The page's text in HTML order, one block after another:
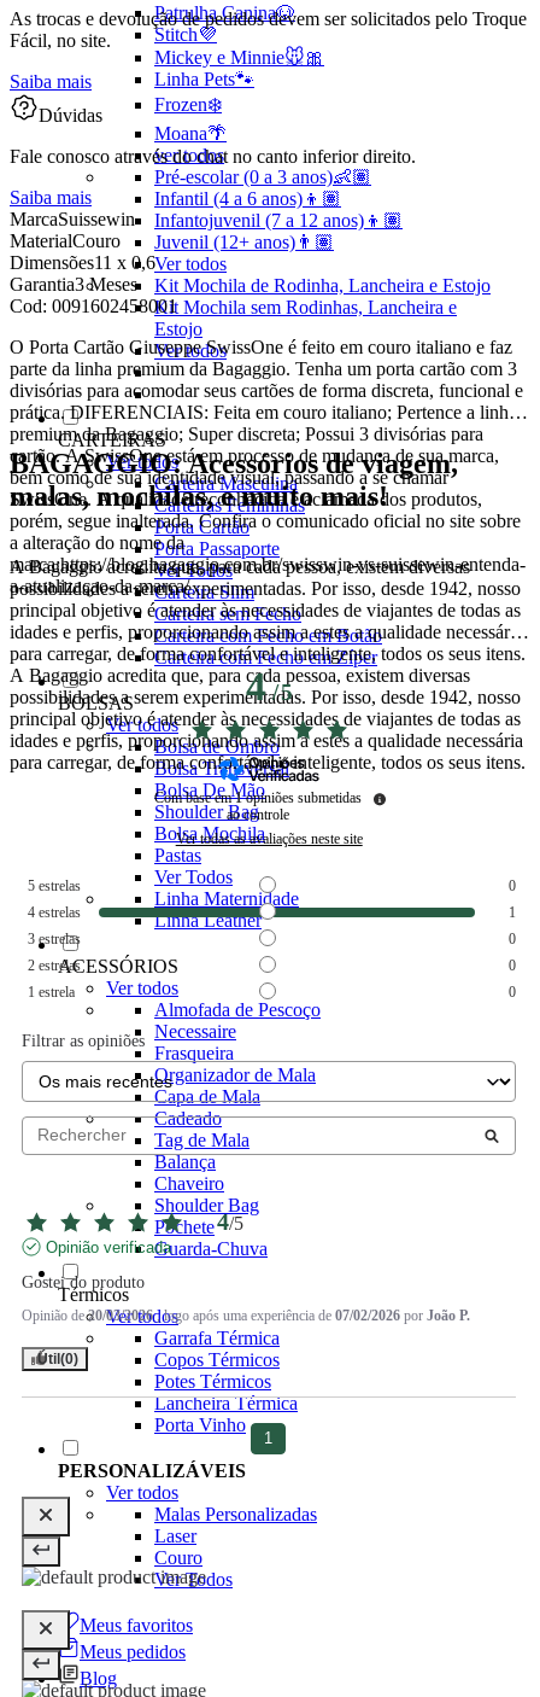
Patrulha Canina🐶
Stitch💜
Mickey e Minnie🐭🎀
Linha Pets🐾
Frozen❄️
Moana🌴
ver todos
Pré-escolar (0 a 3 anos)👶🏽
Infantil (4 a 6 anos)👦🏽
Infantojuvenil (7 a 12 anos)👦🏽
Juvenil (12+ anos)👨🏽
Ver todos
Kit Mochila de Rodinha, Lancheira e Estojo
Kit Mochila sem Rodinhas, Lancheira e
Estojo
Ver todos
CARTEIRAS
Ver todos
Carteira Masculina
Carteiras Femininas
Porta Cartão
Porta Passaporte
Ver Todos
Carteira Slim
Carteira sem Fecho
Carteira com Fecho em Botão
Carteira com Fecho em Zíper
BOLSAS
Ver todos
Bolsa de Ombro
Bolsa Transversal
Bolsa De Mão
Shoulder Bag
Bolsa Mochila
Pastas
Ver Todos
Linha Maternidade
Linha Leather
ACESSÓRIOS
Ver todos
Almofada de Pescoço
Necessaire
Frasqueira
Organizador de Mala
Capa de Mala
Cadeado
Tag de Mala
Balança
Chaveiro
Shoulder Bag
Pochete
Guarda-Chuva
Térmicos
Ver todos
Garrafa Térmica
Copos Térmicos
Potes Térmicos
Lancheira Térmica
Porta Vinho
PERSONALIZÁVEIS
Ver todos
Malas Personalizadas
Laser
Couro
Ver Todos
Meus favoritos
Meus pedidos
Blog
As trocas e devolução de pedidos devem ser solicitados pelo Troque
Fácil, no site.
Saiba mais
Dúvidas
Fale conosco através do chat no canto inferior direito.
Saiba mais
MarcaSuissewin
MaterialCouro
Dimensões11 x 0,6
Garantia3 Meses
Cod: 0091602458001
O Porta Cartão Giuseppe SwissOne é feito em couro italiano e faz
parte da linha premium da Bagaggio. Tenha um porta cartão com 3
divisórias para acomodar seus cartões de forma discreta, funcional e
prática. DIFERENCIAIS: Feita em couro italiano; Pertence a linha
premium da Bagaggio; Super discreta; Possui 3 divisórias para
cartão. A SwissOne está em processo de mudança de sua marca,
bem como de sua identidade visual, passando a se chamar
SwissOne. A qualidade reconhecida e aclamada dos produtos,
porém, segue inalterada. Confira o comunicado oficial no site sobre
a alteração do nome da
marca:https://blog.bagaggio.com.br/swisswin-vs-suissewin-entenda-
a-atualizacao-da-marca/
BAGAGGIO: Acessórios de viagem,
malas, mochilas, e muito mais!
A Bagaggio acredita que, para cada pessoa, existem diversas
possibilidades a serem experimentadas. Por isso, desde 1942, nosso
principal objetivo é atender às necessidades de viajantes de todas as
idades e perfis, proporcionando assim a estes a qualidade necessária
para carregar, de forma confortável e inteligente, todos os seus itens.
A Bagaggio acredita que, para cada pessoa, existem diversas
possibilidades a serem experimentadas. Por isso, desde 1942, nosso
principal objetivo é atender às necessidades de viajantes de todas as
idades e perfis, proporcionando assim a estes a qualidade necessária
para carregar, de forma confortável e inteligente, todos os seus itens.
4/5
Com base em1 opiniões submetidas
ao controle
Ver todas as avaliações neste site
5 estrelas
0
4 estrelas
1
3 estrelas
0
2 estrelas
0
1 estrela 0
Filtrar as opiniões
4/5
Opinião verificada
Gostei do produto
Opinião de20/03/2026 , logo após uma experiência de 07/02/2026 por João P.
Útil(0)
1